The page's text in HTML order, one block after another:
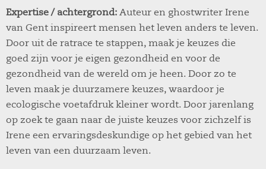
Expertise / achtergrond: Auteur en ghostwriter Irene
van Gent inspireert mensen het leven anders te leven.
Door uit de ratrace te stappen, maak je keuzes die
goed zijn voor je eigen gezondheid en voor de
gezondheid van de wereld om je heen. Door zo te
leven maak je duurzamere keuzes, waardoor je
ecologische voetafdruk kleiner wordt. Door jarenlang
op zoek te gaan naar de juiste keuzes voor zichzelf is
Irene een ervaringsdeskundige op het gebied van het
leven van een duurzaam leven.